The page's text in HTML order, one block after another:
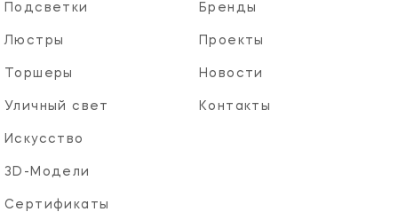
Подсветки
Люстры
Торшеры
Уличный свет
Искусство
3D-Модели
Сертификаты
Бренды
Проекты
Новости
Контакты